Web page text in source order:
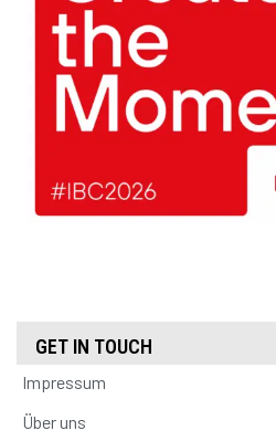
GET IN TOUCH
Impressum
Über uns